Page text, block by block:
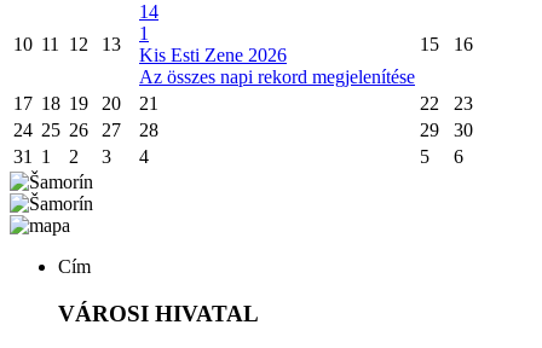
10 11 12 13
14
1
Kis Esti Zene 2026
Az összes napi rekord megjelenítése
15 16
17 18 19 20 21 22
23
24 25 26 27 28 29
30
31
1 2 3 4 5 6
Cím
VÁROSI HIVATAL